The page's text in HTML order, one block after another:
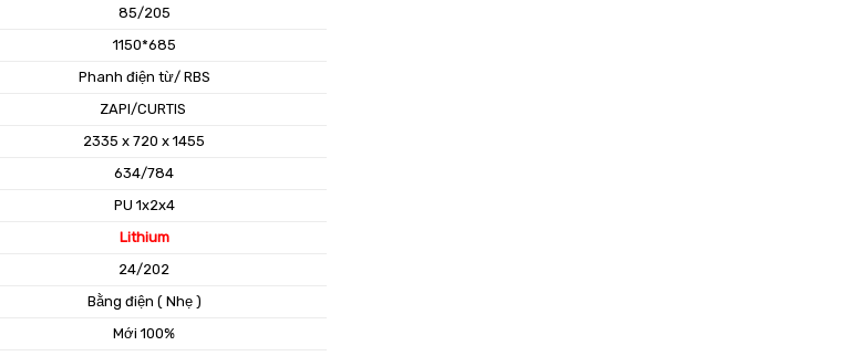
85/205
1150*685
Phanh điện từ/ RBS
ZAPI/CURTIS
2335 x 720 x 1455
634/784
PU 1x2x4
Lithium
24/202
Bằng điện ( Nhẹ )
Mới 100%